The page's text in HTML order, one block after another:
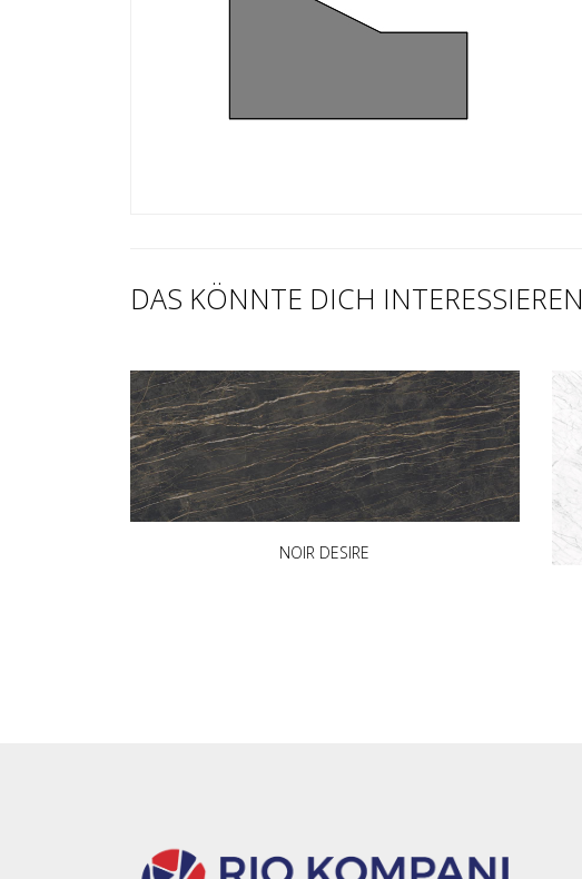
DAS KÖNNTE DICH INTERESSIEREN
NOIR DESIRE